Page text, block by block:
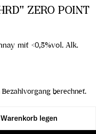
ZERO POINT
mit <0,5%vol. Alk.
berechnet.
Reserve
legen